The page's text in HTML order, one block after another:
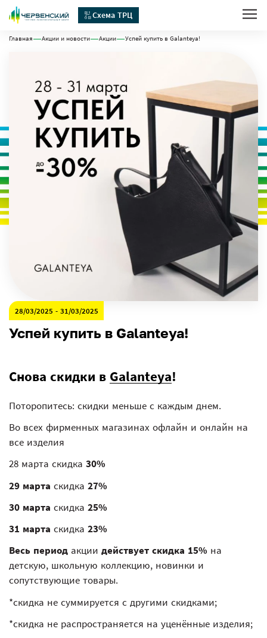
Схема ТРЦ
Главная Акции и новости Акции Успей купить в Galanteya!
28/03/2025 - 31/03/2025
Успей купить в Galanteya!
Снова скидки в Galanteya!
Поторопитесь: скидки меньше с каждым днем.
Во всех фирменных магазинах офлайн и онлайн на
все изделия
28 марта скидка30%
29 марта скидка27%
30 марта скидка25%
31 марта скидка23%
Весь период акциидействует скидка 15% на
детскую, школьную коллекцию, новинки и
сопутствующие товары.
*скидка не суммируется с другими скидками;
*скидка не распространяется на уценённые изделия;